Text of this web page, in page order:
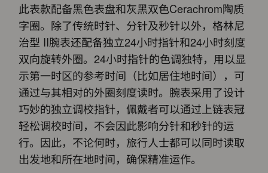
此表款配备黑色表盘和灰黑双色Cerachrom陶质
字圈。除了传统时针、分针及秒针以外，格林尼
治型 II腕表还配备独立24小时指针和24小时刻度
双向旋转外圈。24小时指针的色调独特，用以显
示第一时区的参考时间（比如居住地时间），可
通过与其相对的外圈刻度读时。腕表采用了设计
巧妙的独立调校指针，佩戴者可以通过上链表冠
轻松调校时间，不会因此影响分针和秒针的运
行。因此，不论何时，旅行人士都可以同时读取
出发地和所在地时间，确保精准运作。